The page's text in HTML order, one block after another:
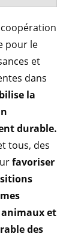
coopération
pour le
et
dans
la
durable.
tous, des
favoriser
et
des